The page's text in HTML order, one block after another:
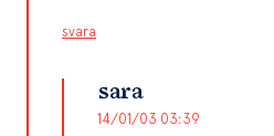
svara
sara
14/01/03 03:39